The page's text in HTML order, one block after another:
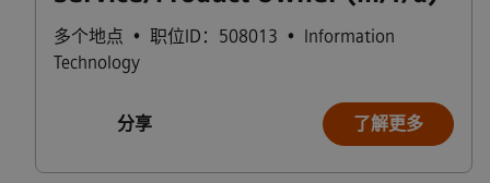
多个地点 • 职位ID：508013 • Information
Technology
分享 了解更多